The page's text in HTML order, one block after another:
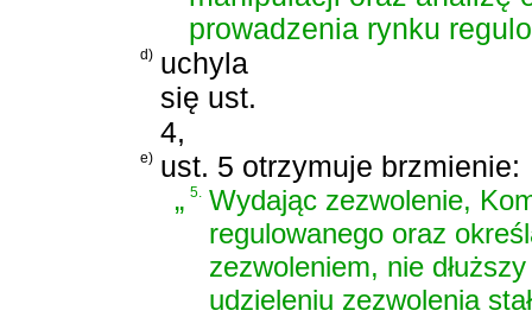
prowadzenia rynku
d) uchyla
się ust.
4,
e) ust. 5 otrzymuje brzmienie:
„5.
Wydając zezwolenie,
regulowanego oraz
zezwoleniem, nie
udzieleniu zezwolenia